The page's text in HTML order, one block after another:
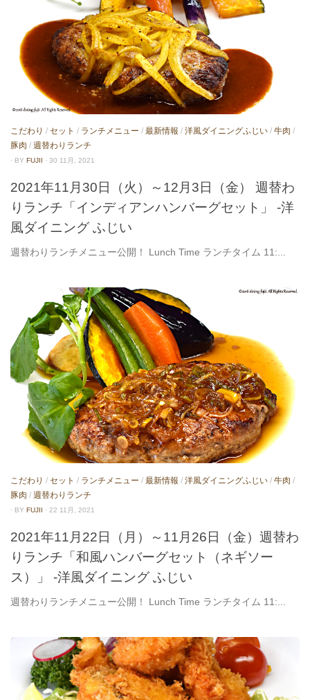
こだわり / セット / ランチメニュー / 最新情報 / 洋風ダイニングふじい / 牛肉 /
豚肉 / 週替わりランチ
· BY FUJII · 30 11月, 2021
2021年11月30日（火）～12月3日（金） 週替わ
りランチ「インディアンハンバーグセット」 -洋
風ダイニング ふじい
週替わりランチメニュー公開！ Lunch Time ランチタイム 11:...
こだわり / セット / ランチメニュー / 最新情報 / 洋風ダイニングふじい / 牛肉 /
豚肉 / 週替わりランチ
· BY FUJII · 22 11月, 2021
2021年11月22日（月）～11月26日（金）週替わ
りランチ「和風ハンバーグセット（ネギソー
ス）」 -洋風ダイニング ふじい
週替わりランチメニュー公開！ Lunch Time ランチタイム 11:...